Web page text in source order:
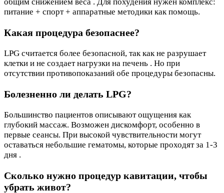
питание + спорт + аппаратные методики как помощь.
Какая процедура безопаснее?
LPG считается более безопасной, так как не разрушает
клетки и не создает нагрузки на печень . Но при
отсутствии противопоказаний обе процедуры безопасны.
Болезненно ли делать LPG?
Большинство пациентов описывают ощущения как
глубокий массаж. Возможен дискомфорт, особенно в
первые сеансы. При высокой чувствительности могут
оставаться небольшие гематомы, которые проходят за 1-3
дня .
Сколько нужно процедур кавитации, чтобы
убрать живот?